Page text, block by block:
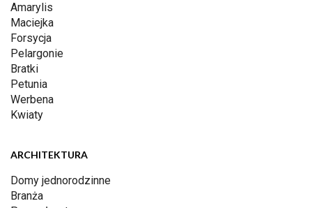
Amarylis
Maciejka
Forsycja
Pelargonie
Bratki
Petunia
Werbena
Kwiaty
ARCHITEKTURA
Domy jednorodzinne
Branża